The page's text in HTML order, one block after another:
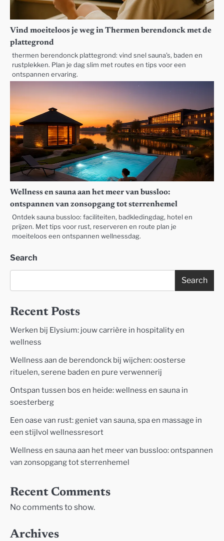
Vind moeiteloos je weg in Thermen berendonck met de
plattegrond
thermen berendonck plattegrond: vind snel sauna’s, baden en
rustplekken. Plan je dag slim met routes en tips voor een
ontspannen ervaring.
Wellness en sauna aan het meer van bussloo:
ontspannen van zonsopgang tot sterrenhemel
Ontdek sauna bussloo: faciliteiten, badkledingdag, hotel en
prijzen. Met tips voor rust, reserveren en route plan je
moeiteloos een ontspannen wellnessdag.
Search
Search
Recent Posts
Werken bij Elysium: jouw carrière in hospitality en
wellness
Wellness aan de berendonck bij wijchen: oosterse
rituelen, serene baden en pure verwennerij
Ontspan tussen bos en heide: wellness en sauna in
soesterberg
Een oase van rust: geniet van sauna, spa en massage in
een stijlvol wellnessresort
Wellness en sauna aan het meer van bussloo: ontspannen
van zonsopgang tot sterrenhemel
Recent Comments
No comments to show.
Archives